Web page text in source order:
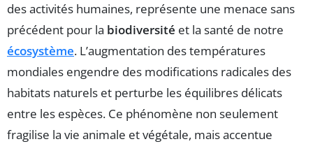
des activités humaines, représente une menace sans
précédent pour la biodiversité et la santé de notre
écosystème. L’augmentation des températures
mondiales engendre des modifications radicales des
habitats naturels et perturbe les équilibres délicats
entre les espèces. Ce phénomène non seulement
fragilise la vie animale et végétale, mais accentue